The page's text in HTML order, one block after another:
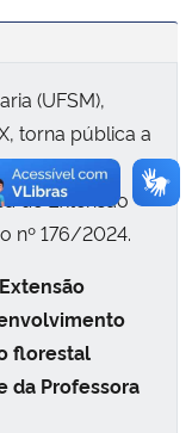
(UFSM),
torna pública a
de
de Extensão
nº 176/2024.
florestal
da Professora